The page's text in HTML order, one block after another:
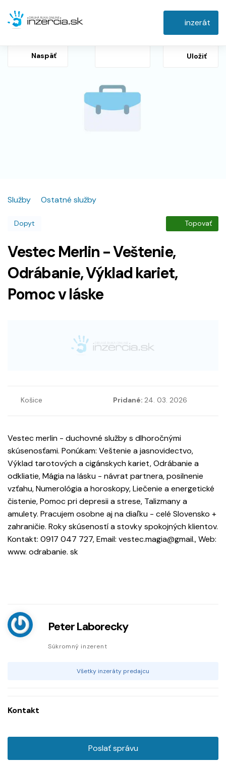
inzerát
Naspäť Uložiť
Služby Ostatné služby
Dopyt Topovať
Vestec Merlin - Veštenie,
Odrábanie, Výklad kariet,
Pomoc v láske
Košice Pridané: 24. 03. 2026
Vestec merlin - duchovné služby s dlhoročnými
skúsenosťami. Ponúkam: Veštenie a jasnovidectvo,
Výklad tarotových a cigánskych kariet, Odrábanie a
odkliatie, Mágia na lásku - návrat partnera, posilnenie
vzťahu, Numerológia a horoskopy, Liečenie a energetické
čistenie, Pomoc pri depresii a strese, Talizmany a
amulety. Pracujem osobne aj na diaľku - celé Slovensko +
zahraničie. Roky skúseností a stovky spokojných klientov.
Kontakt: 0917 047 727, Email: vestec.magia@gmail., Web:
www. odrabanie. sk
Peter Laborecky
Súkromný inzerent
Všetky inzeráty predajcu
Kontakt
Poslať správu